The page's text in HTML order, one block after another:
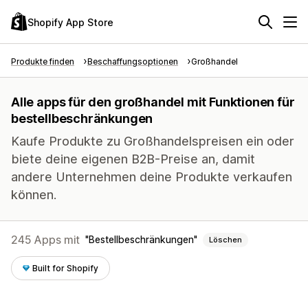
Shopify App Store
Produkte finden Beschaffungsoptionen Großhandel
Alle apps für den großhandel mit Funktionen für
bestellbeschränkungen
Kaufe Produkte zu Großhandelspreisen ein oder
biete deine eigenen B2B-Preise an, damit
andere Unternehmen deine Produkte verkaufen
können.
245 Apps mit Bestellbeschränkungen Löschen
Built for Shopify